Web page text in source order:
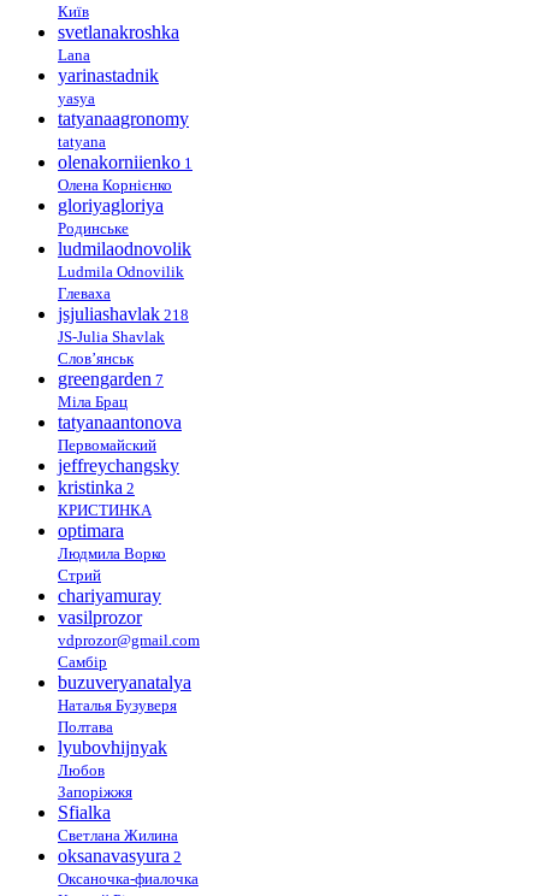
Київ
svetlanakroshka
Lana
yarinastadnik
yasya
tatyanaagronomy
tatyana
olenakorniienko 1
Олена Корнієнко
gloriyagloriya
Родинське
ludmilaodnovolik
Ludmila Odnovilik
Глеваха
jsjuliashavlak 218
JS-Julia Shavlak
Слов’янськ
greengarden 7
Міла Брац
tatyanaantonova
Первомайский
jeffreychangsky
kristinka 2
КРИСТИНКА
optimara
Людмила Ворко
Стрий
chariyamuray
vasilprozor
vdprozor@gmail.com
Самбір
buzuveryanatalya
Наталья Бузуверя
Полтава
lyubovhijnyak
Любов
Запоріжжя
Sfialka
Светлана Жилина
oksanavasyura 2
Оксаночка-фиалочка